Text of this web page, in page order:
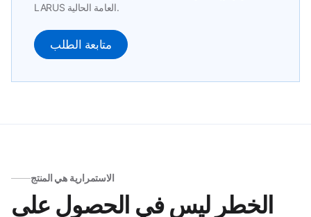
LARUS العامة الحالية.
متابعة الطلب
الاستمرارية هي المنتج
الخطر ليس في الحصول على